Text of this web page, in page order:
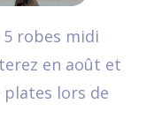
robes midi
en août et
plates lors de